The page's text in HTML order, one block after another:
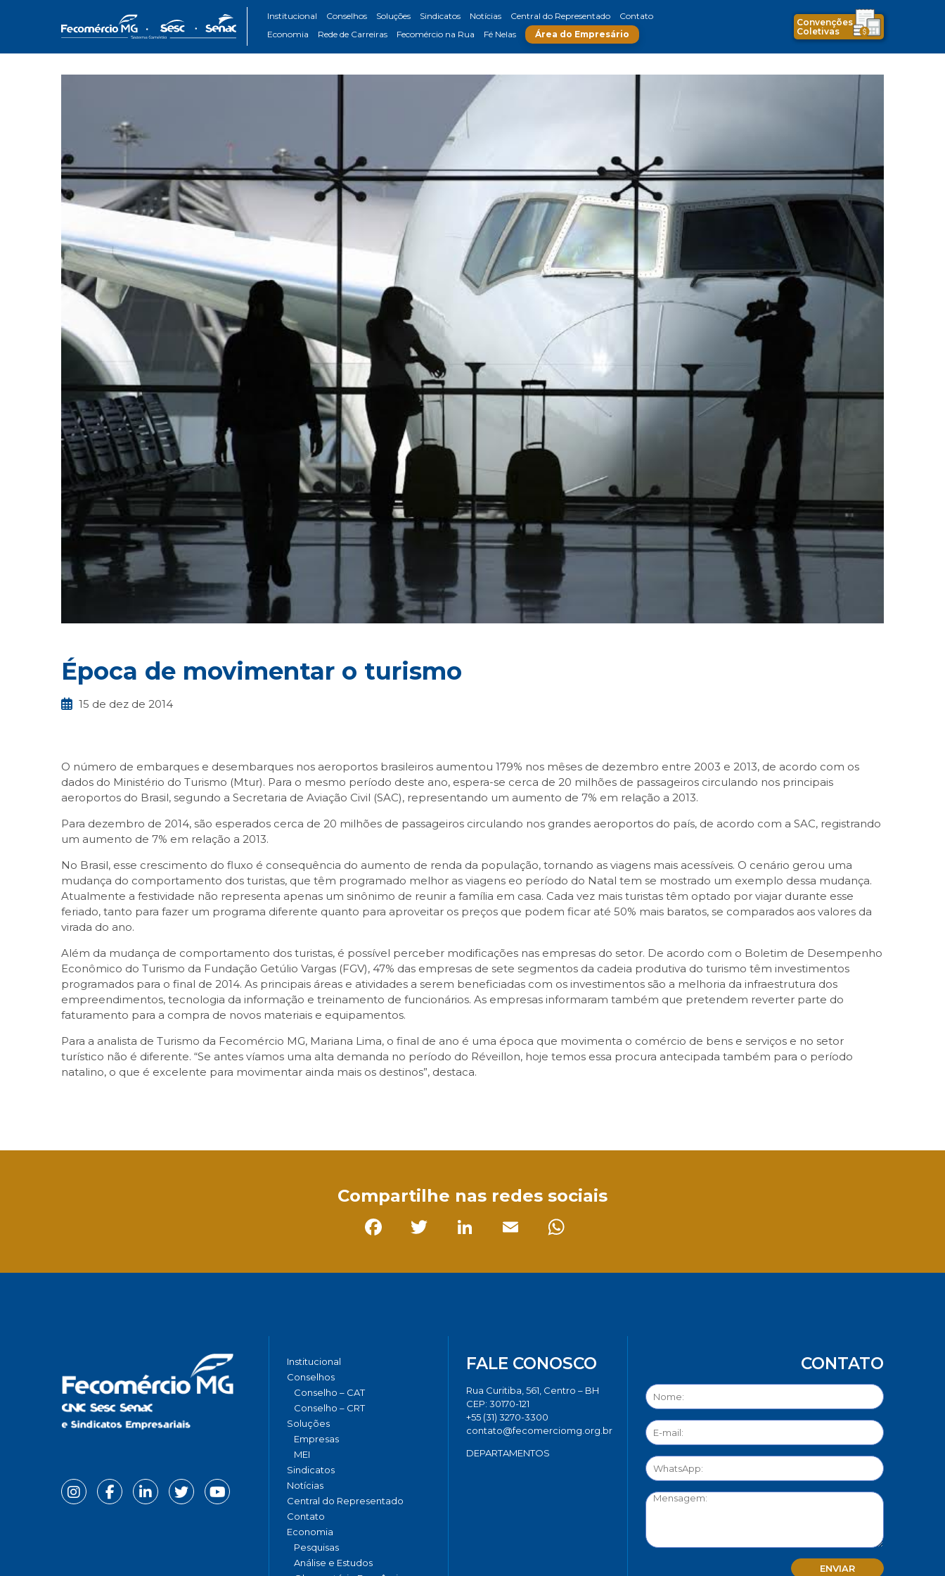
Institucional Conselhos Soluções Sindicatos Notícias Central do Representado
Contato
Economia
Rede de Carreiras Fecomércio na Rua Fé Nelas Área do Empresário
Convenções
Coletivas
Época de movimentar o turismo
15 de dez de 2014
O número de embarques e desembarques nos aeroportos brasileiros aumentou 179% nos mêses de dezembro entre 2003 e 2013, de acordo com os
dados do Ministério do Turismo (Mtur). Para o mesmo período deste ano, espera-se cerca de 20 milhões de passageiros circulando nos principais
aeroportos do Brasil, segundo a Secretaria de Aviação Civil (SAC), representando um aumento de 7% em relação a 2013.
Para dezembro de 2014, são esperados cerca de 20 milhões de passageiros circulando nos grandes aeroportos do país, de acordo com a SAC, registrando
um aumento de 7% em relação a 2013.
No Brasil, esse crescimento do fluxo é consequência do aumento de renda da população, tornando as viagens mais acessíveis. O cenário gerou uma
mudança do comportamento dos turistas, que têm programado melhor as viagens eo período do Natal tem se mostrado um exemplo dessa mudança.
Atualmente a festividade não representa apenas um sinônimo de reunir a família em casa. Cada vez mais turistas têm optado por viajar durante esse
feriado, tanto para fazer um programa diferente quanto para aproveitar os preços que podem ficar até 50% mais baratos, se comparados aos valores da
virada do ano.
Além da mudança de comportamento dos turistas, é possível perceber modificações nas empresas do setor. De acordo com o Boletim de Desempenho
Econômico do Turismo da Fundação Getúlio Vargas (FGV), 47% das empresas de sete segmentos da cadeia produtiva do turismo têm investimentos
programados para o final de 2014. As principais áreas e atividades a serem beneficiadas com os investimentos são a melhoria da infraestrutura dos
empreendimentos, tecnologia da informação e treinamento de funcionários. As empresas informaram também que pretendem reverter parte do
faturamento para a compra de novos materiais e equipamentos.
Para a analista de Turismo da Fecomércio MG, Mariana Lima, o final de ano é uma época que movimenta o comércio de bens e serviços e no setor
turístico não é diferente. “Se antes víamos uma alta demanda no período do Réveillon, hoje temos essa procura antecipada também para o período
natalino, o que é excelente para movimentar ainda mais os destinos”, destaca.
Compartilhe nas redes sociais
Institucional
Conselhos
Conselho – CAT
Conselho – CRT
Soluções
Empresas
MEI
Sindicatos
Notícias
Central do Representado
Contato
Economia
Pesquisas
Análise e Estudos
FALE CONOSCO
Rua Curitiba, 561, Centro – BH
CEP: 30170-121
+55 (31) 3270-3300
contato@fecomerciomg.org.br
DEPARTAMENTOS
CONTATO